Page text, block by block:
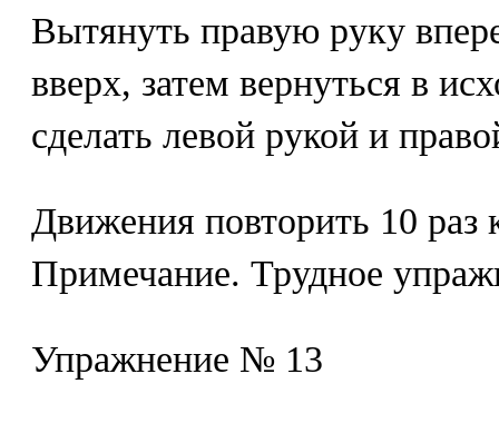
Вытянуть правую руку
вверх, затем вернуться в
сделать левой рукой и
Движения повторить 10 раз
Примечание. Трудное
Упражнение № 13